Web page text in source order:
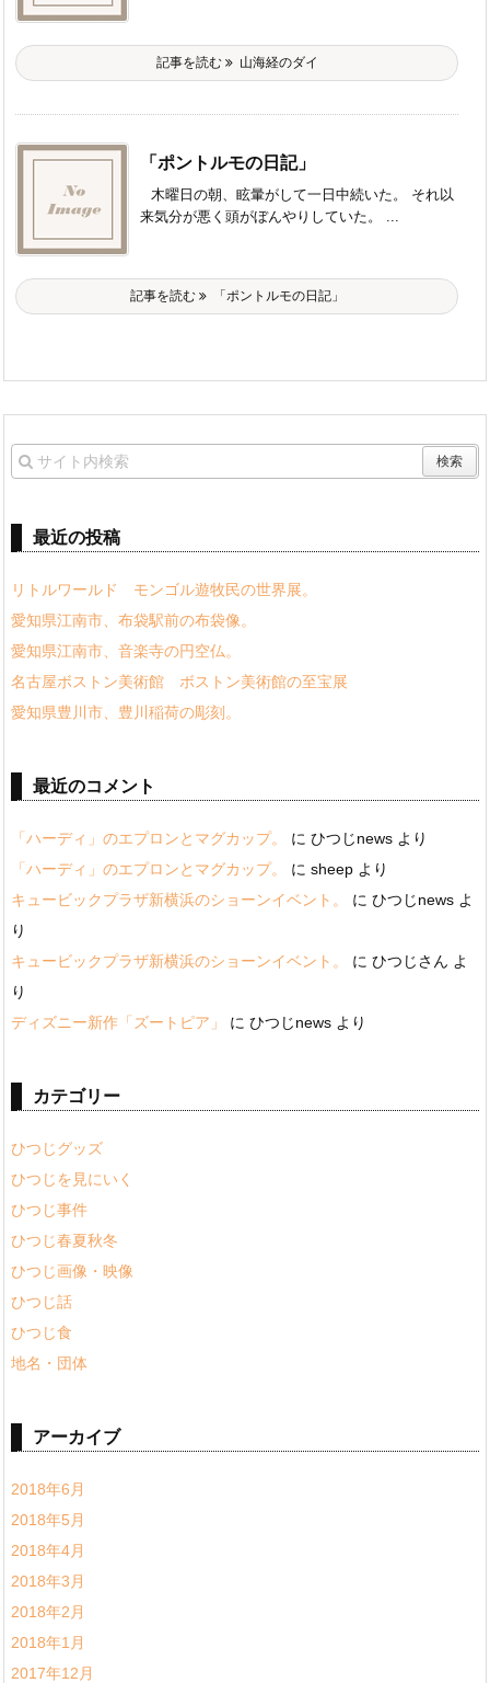
記事を読む 山海経のダイ
「ポントルモの日記」
木曜日の朝、眩暈がして一日中続いた。 それ以
来気分が悪く頭がぼんやりしていた。 ...
記事を読む 「ポントルモの日記」
最近の投稿
リトルワールド モンゴル遊牧民の世界展。
愛知県江南市、布袋駅前の布袋像。
愛知県江南市、音楽寺の円空仏。
名古屋ボストン美術館 ボストン美術館の至宝展
愛知県豊川市、豊川稲荷の彫刻。
最近のコメント
「ハーディ」のエプロンとマグカップ。 に ひつじnews より
「ハーディ」のエプロンとマグカップ。
に sheep より
キュービックプラザ新横浜のショーンイベント。
に ひつじnews よ
り
キュービックプラザ新横浜のショーンイベント。
に ひつじさん よ
り
ディズニー新作「ズートピア」
に ひつじnews より
カテゴリー
ひつじグッズ
ひつじを見にいく
ひつじ事件
ひつじ春夏秋冬
ひつじ画像・映像
ひつじ話
ひつじ食
地名・団体
アーカイブ
2018年6月
2018年5月
2018年4月
2018年3月
2018年2月
2018年1月
2017年12月